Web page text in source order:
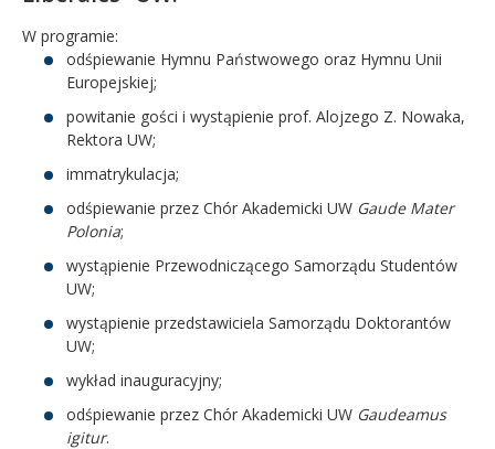
W programie:
odśpiewanie Hymnu Państwowego oraz Hymnu Unii
Europejskiej;
powitanie gości i wystąpienie prof. Alojzego Z. Nowaka,
Rektora UW;
immatrykulacja;
odśpiewanie przez Chór Akademicki UW Gaude Mater
Polonia;
wystąpienie Przewodniczącego Samorządu Studentów
UW;
wystąpienie przedstawiciela Samorządu Doktorantów
UW;
wykład inauguracyjny;
odśpiewanie przez Chór Akademicki UW Gaudeamus
igitur.